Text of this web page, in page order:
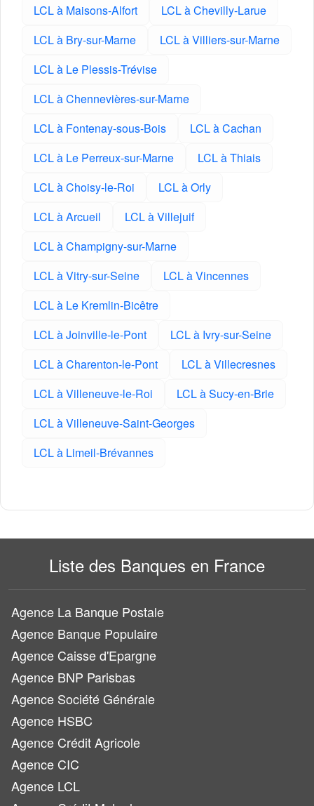
LCL à Maisons-Alfort
LCL à Chevilly-Larue
LCL à Bry-sur-Marne
LCL à Villiers-sur-Marne
LCL à Le Plessis-Trévise
LCL à Chennevières-sur-Marne
LCL à Fontenay-sous-Bois
LCL à Cachan
LCL à Le Perreux-sur-Marne
LCL à Thiais
LCL à Choisy-le-Roi
LCL à Orly
LCL à Arcueil
LCL à Villejuif
LCL à Champigny-sur-Marne
LCL à Vitry-sur-Seine
LCL à Vincennes
LCL à Le Kremlin-Bicêtre
LCL à Joinville-le-Pont
LCL à Ivry-sur-Seine
LCL à Charenton-le-Pont
LCL à Villecresnes
LCL à Villeneuve-le-Roi
LCL à Sucy-en-Brie
LCL à Villeneuve-Saint-Georges
LCL à Limeil-Brévannes
Liste des Banques en France
Agence La Banque Postale
Agence Banque Populaire
Agence Caisse d'Epargne
Agence BNP Parisbas
Agence Société Générale
Agence HSBC
Agence Crédit Agricole
Agence CIC
Agence LCL